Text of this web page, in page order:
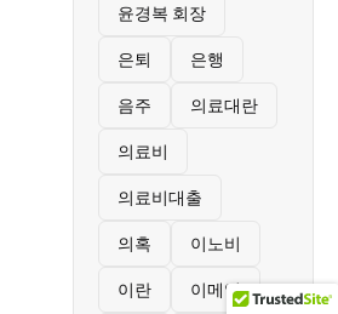
윤경복 회장
은퇴 은행
음주 의료대란
의료비
의료비대출
의혹 이노비
이란 이메일